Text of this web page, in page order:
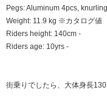
Pegs: Aluminum 4pcs,
Weight: 11.9 kg ※カタログ値
Riders height: 140cm -
Riders age: 10yrs -
街乗りでしたら、大体身長